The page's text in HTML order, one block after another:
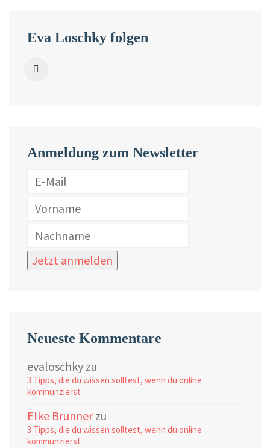
Eva Loschky folgen
Anmeldung zum Newsletter
Neueste Kommentare
evaloschky zu
3 Tipps, die du wissen solltest, wenn du online
kommunzierst
Elke Brunnerzu
3 Tipps, die du wissen solltest, wenn du online
kommunzierst